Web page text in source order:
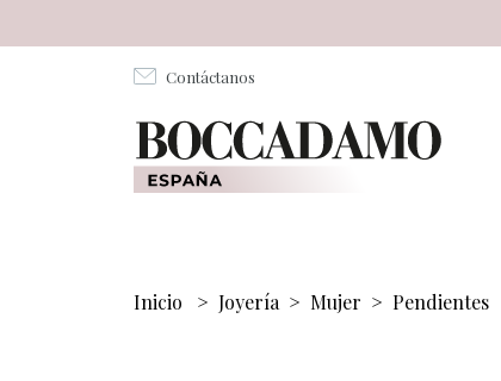
Contáctanos
Inicio > Joyería > Mujer > Pendientes